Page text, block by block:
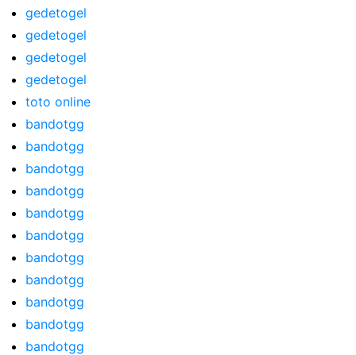
gedetogel
gedetogel
gedetogel
gedetogel
toto online
bandotgg
bandotgg
bandotgg
bandotgg
bandotgg
bandotgg
bandotgg
bandotgg
bandotgg
bandotgg
bandotgg